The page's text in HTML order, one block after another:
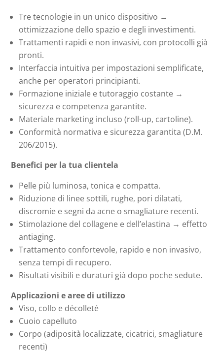
Tre tecnologie in un unico dispositivo →
ottimizzazione dello spazio e degli investimenti.
Trattamenti rapidi e non invasivi, con protocolli già
pronti.
Interfaccia intuitiva per impostazioni semplificate,
anche per operatori principianti.
Formazione iniziale e tutoraggio costante →
sicurezza e competenza garantite.
Materiale marketing incluso (roll-up, cartoline).
Conformità normativa e sicurezza garantita (D.M.
206/2015).
Benefici per la tua clientela
Pelle più luminosa, tonica e compatta.
Riduzione di linee sottili, rughe, pori dilatati,
discromie e segni da acne o smagliature recenti.
Stimolazione del collagene e dell’elastina → effetto
antiaging.
Trattamento confortevole, rapido e non invasivo,
senza tempi di recupero.
Risultati visibili e duraturi già dopo poche sedute.
Applicazioni e aree di utilizzo
Viso, collo e décolleté
Cuoio capelluto
Corpo (adiposità localizzate, cicatrici, smagliature
recenti)